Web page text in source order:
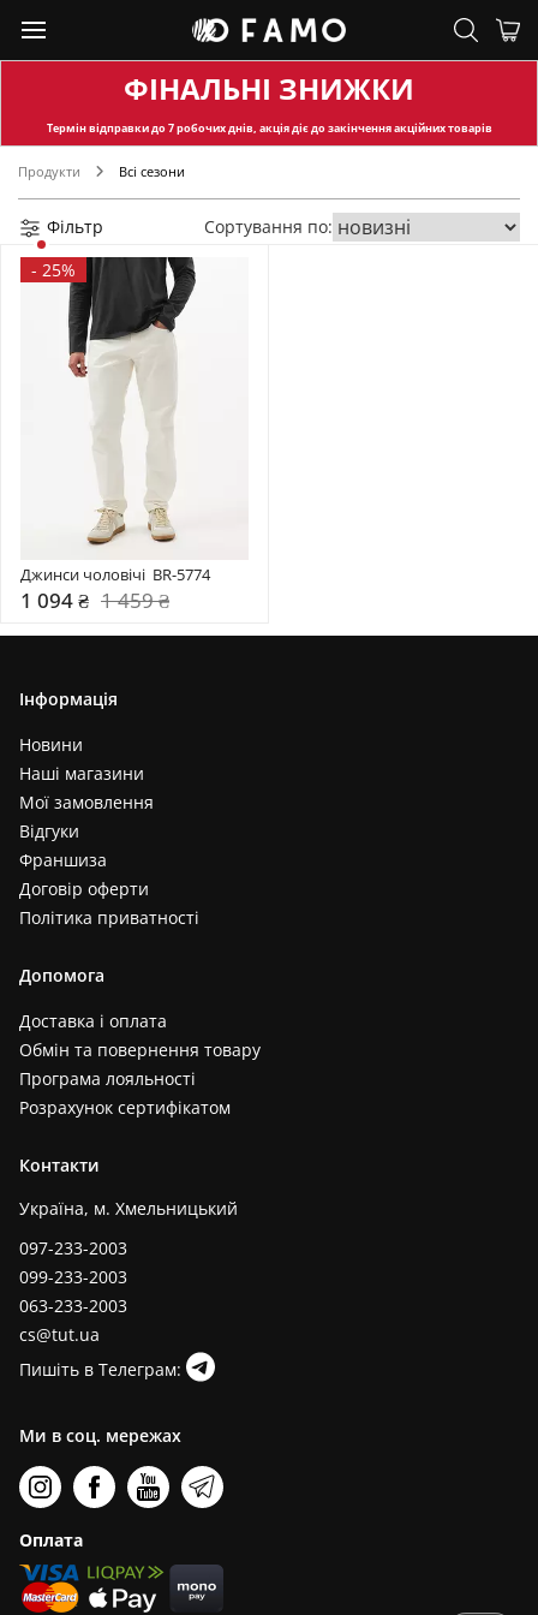
ФІНАЛЬНІ ЗНИЖКИ
Термін відправкидо 7 робочих днів, акція діє до закінчення акційних товарів
Продукти Всі сезони
Фільтр
Сортування по:
- 25%
Джинси чоловічі  BR-5774
1 094 ₴ 1 459 ₴
Інформація
Новини
Наші магазини
Мої замовлення
Відгуки
Франшиза
Договір оферти
Політика приватності
Допомога
Доставка і оплата
Обмін та повернення товару
Програма лояльності
Розрахунок сертифікатом
Контакти
Україна, м. Хмельницький
097-233-2003
099-233-2003
063-233-2003
cs@tut.ua
Пишіть в Телеграм:
Ми в соц. мережах
Оплата